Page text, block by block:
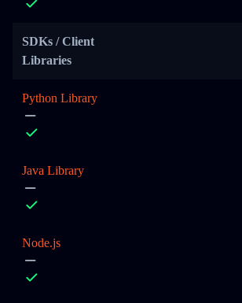
SDKs / Client
Libraries
Python Library
Java Library
Node.js